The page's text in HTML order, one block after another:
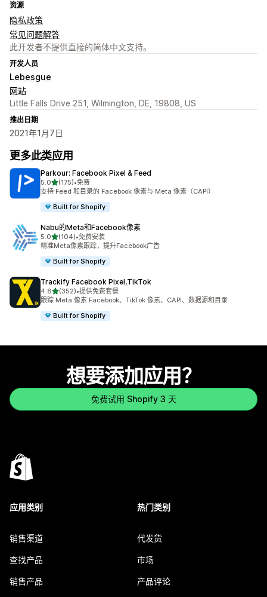
资源
隐私政策
常见问题解答
此开发者不提供直接的简体中文支持。
开发人员
Lebesgue
网站
Little Falls Drive 251, Wilmington, DE, 19808, US
推出日期
2021年1月7日
更多此类应用
Parkour: Facebook Pixel & Feed
5.0星（满分 5 星）
(175)
总共 175 条评论
•免费
支持 Feed 和目录的 Facebook 像素与 Meta 像素（CAPI）
Built for Shopify
Nabu的Meta和Facebook像素
5.0星（满分 5 星）
(104)
总共 104 条评论
•免费安装
精准Meta像素跟踪，提升Facebook广告
Built for Shopify
Trackify Facebook Pixel,TikTok
4.8星（满分 5 星）
(352)
总共 352 条评论
•提供免费套餐
跟踪 Meta 像素 Facebook、TikTok 像素、CAPI、数据源和目录
Built for Shopify
想要添加应用？
免费试用 Shopify 3 天
应用类别
销售渠道
查找产品
销售产品
热门类别
代发货
市场
产品评论